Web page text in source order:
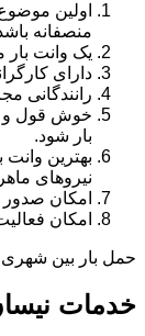
اولین
منصفانه
یک وانت بار
دارای
رانندگانی
خوش قول و
بار شود.
بهترین وانت
نیروهای
امکان صدور
امکان فعالیت و
حمل بار بین شهری
خدمات